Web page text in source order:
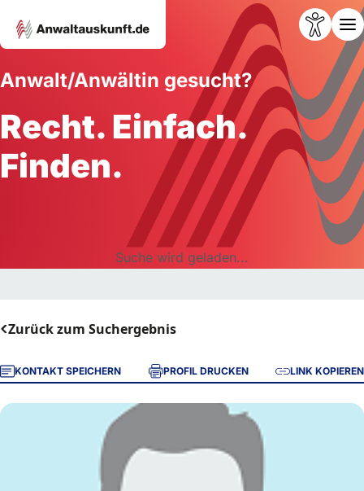
Anwalt/Anwältin gesucht?
Recht. Einfach.
Finden.
Suche wird geladen...
Zurück zum Suchergebnis
KONTAKT SPEICHERN PROFIL DRUCKEN LINK KOPIEREN